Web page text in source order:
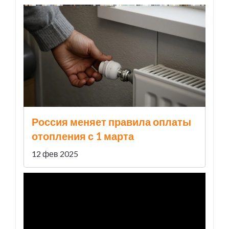
Россия меняет правила оплаты
отопления с 1 марта
12 фев 2025